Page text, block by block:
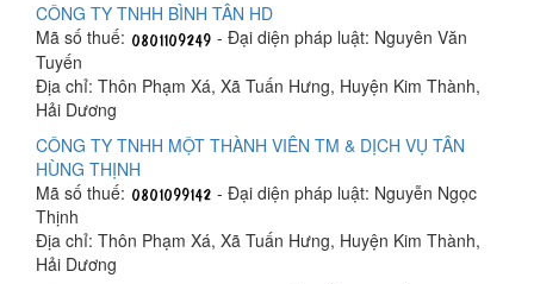
CÔNG TY TNHH BÌNH TÂN HD
Mã số thuế:
- Đại diện pháp luật: Nguyên Văn
Tuyến
Địa chỉ: Thôn Phạm Xá, Xã Tuấn Hưng, Huyện Kim Thành,
Hải Dương
CÔNG TY TNHH MỘT THÀNH VIÊN TM & DỊCH VỤ TÂN
HÙNG THỊNH
Mã số thuế:
- Đại diện pháp luật: Nguyễn Ngọc
Thịnh
Địa chỉ: Thôn Phạm Xá, Xã Tuấn Hưng, Huyện Kim Thành,
Hải Dương